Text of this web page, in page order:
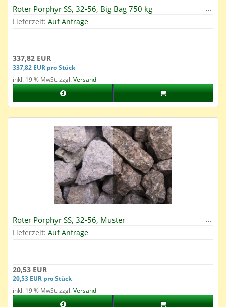
Roter Porphyr SS, 32-56, Big Bag 750 kg
Lieferzeit: Auf Anfrage
337,82 EUR
337,82 EUR pro Stück
inkl. 19 % MwSt. zzgl.Versand
Roter Porphyr SS, 32-56, Muster
Lieferzeit: Auf Anfrage
20,53 EUR
20,53 EUR pro Stück
inkl. 19 % MwSt. zzgl.Versand